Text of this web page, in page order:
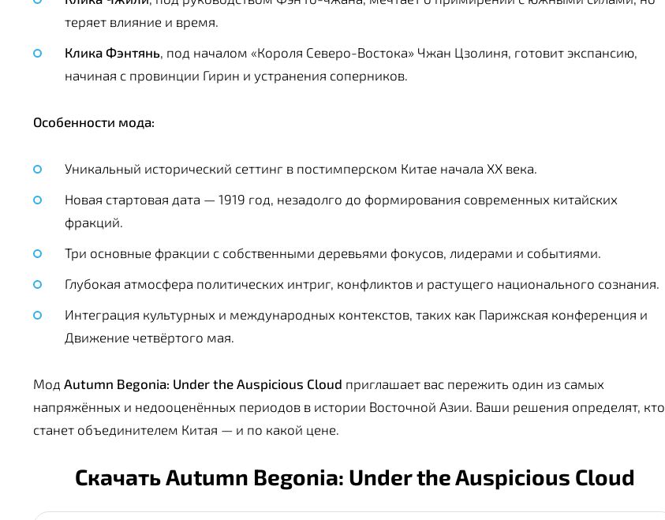
теряет влияние и время.
Клика Фэнтянь, под началом «Короля Северо-Востока» Чжан Цзолиня, готовит экспансию,
начиная с провинции Гирин и устранения соперников.
Особенности мода:
Уникальный исторический сеттинг в постимперском Китае начала XX века.
Новая стартовая дата — 1919 год, незадолго до формирования современных китайских
фракций.
Три основные фракции с собственными деревьями фокусов, лидерами и событиями.
Глубокая атмосфера политических интриг, конфликтов и растущего национального сознания.
Интеграция культурных и международных контекстов, таких как Парижская конференция и
Движение четвёртого мая.
Мод Autumn Begonia: Under the Auspicious Cloud приглашает вас пережить один из самых
напряжённых и недооценённых периодов в истории Восточной Азии. Ваши решения определят, кто
станет объединителем Китая — и по какой цене.
Скачать Autumn Begonia: Under the Auspicious Cloud